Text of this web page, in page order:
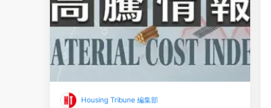
Housing Tribune 編集部